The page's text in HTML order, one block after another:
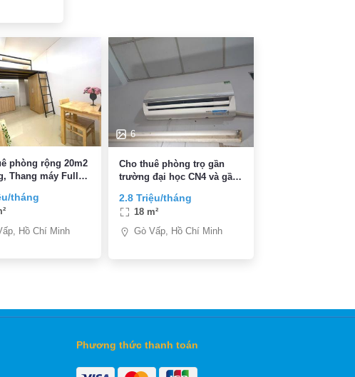
phòng rộng 20m2
Thang máy Full
Quận Gò Vấp
tháng
Hồ Chí Minh
6
Cho thuê phòng trọ gần
trường đại học CN4 và gần
2.8 Triệu/tháng
18 m²
Gò Vấp, Hồ Chí Minh
Phương thức thanh toán